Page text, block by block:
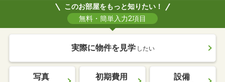
このお部屋をもっと知りたい！
無料・簡単入力2項目
実際に物件を見学 したい
写真 初期費用 設備